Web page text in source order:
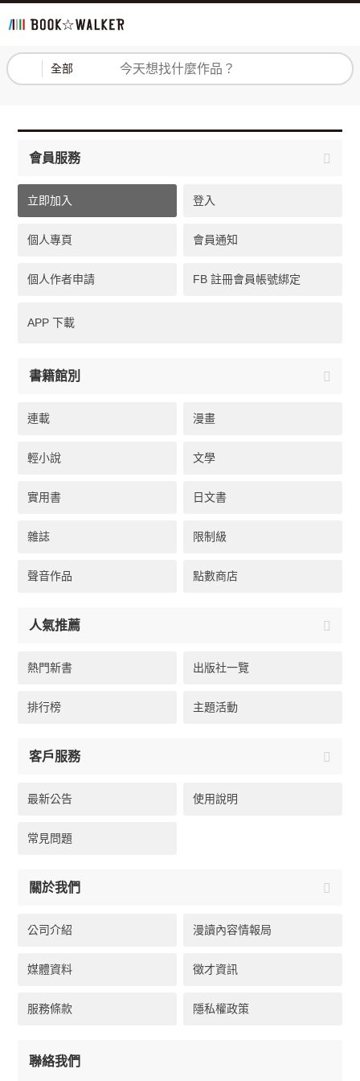
全部 登入 註冊
會員服務
立即加入 登入
個人專頁 會員通知
個人作者申請 FB 註冊會員帳號綁定
APP 下載
書籍館別
連載 漫畫
輕小說 文學
實用書 日文書
雜誌 限制級
聲音作品 點數商店
人氣推薦
熱門新書 出版社一覽
排行榜 主題活動
客戶服務
最新公告 使用說明
常見問題
關於我們
公司介紹 漫讀內容情報局
媒體資料 徵才資訊
服務條款 隱私權政策
聯絡我們